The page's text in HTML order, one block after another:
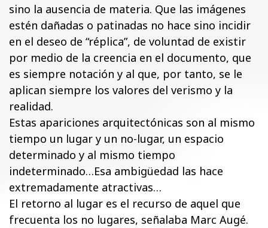
sino la ausencia de materia. Que las imágenes
estén dañadas o patinadas no hace sino incidir
en el deseo de “réplica”, de voluntad de existir
por medio de la creencia en el documento, que
es siempre notación y al que, por tanto, se le
aplican siempre los valores del verismo y la
realidad.
Estas apariciones arquitectónicas son al mismo
tiempo un lugar y un no-lugar, un espacio
determinado y al mismo tiempo
indeterminado…Esa ambigüedad las hace
extremadamente atractivas…
El retorno al lugar es el recurso de aquel que
frecuenta los no lugares, señalaba Marc Augé.